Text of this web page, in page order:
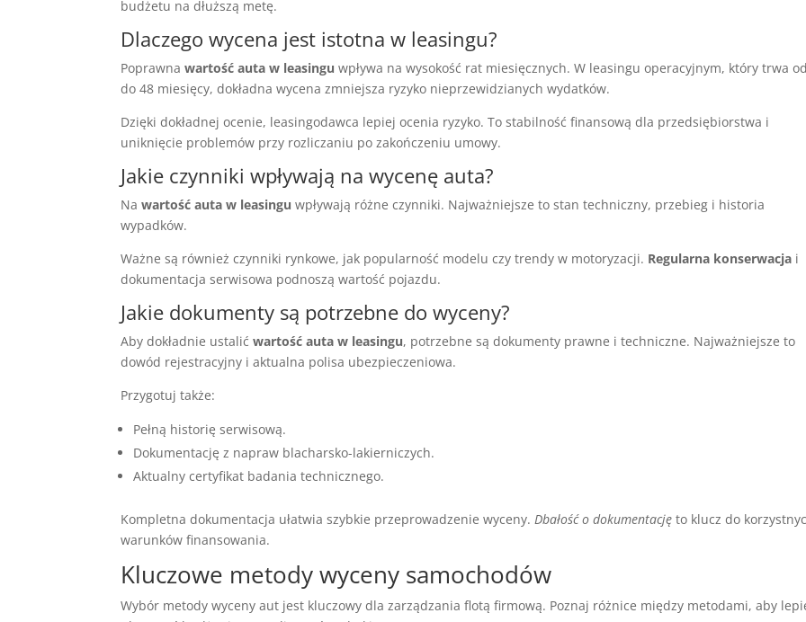
budżetu na dłuższą metę.
Dlaczego wycena jest istotna w leasingu?
Poprawnawartość auta w leasingu wpływa na wysokość rat miesięcznych. W leasingu operacyjnym, który trwa
do 48 miesięcy, dokładna wycena zmniejsza ryzyko nieprzewidzianych wydatków.
Dzięki dokładnej ocenie, leasingodawca lepiej ocenia ryzyko. To stabilność finansową dla przedsiębiorstwa i
uniknięcie problemów przy rozliczaniu po zakończeniu umowy.
Jakie czynniki wpływają na wycenę auta?
Nawartość auta w leasingu wpływają różne czynniki. Najważniejsze to stan techniczny, przebieg i historia
wypadków.
Ważne są również czynniki rynkowe, jak popularność modelu czy trendy w motoryzacji. Regularna konserwacja i
dokumentacja serwisowa podnoszą wartość pojazdu.
Jakie dokumenty są potrzebne do wyceny?
Aby dokładnie ustalićwartość auta w leasingu, potrzebne są dokumenty prawne i techniczne. Najważniejsze to
dowód rejestracyjny i aktualna polisa ubezpieczeniowa.
Przygotuj także:
Pełną historię serwisową.
Dokumentację z napraw blacharsko-lakierniczych.
Aktualny certyfikat badania technicznego.
Kompletna dokumentacja ułatwia szybkie przeprowadzenie wyceny. Dbałość o dokumentację to klucz do
warunków finansowania.
Kluczowe metody wyceny samochodów
Wybór metody wyceny aut jest kluczowy dla zarządzania flotą firmową. Poznaj różnice między metodami, aby